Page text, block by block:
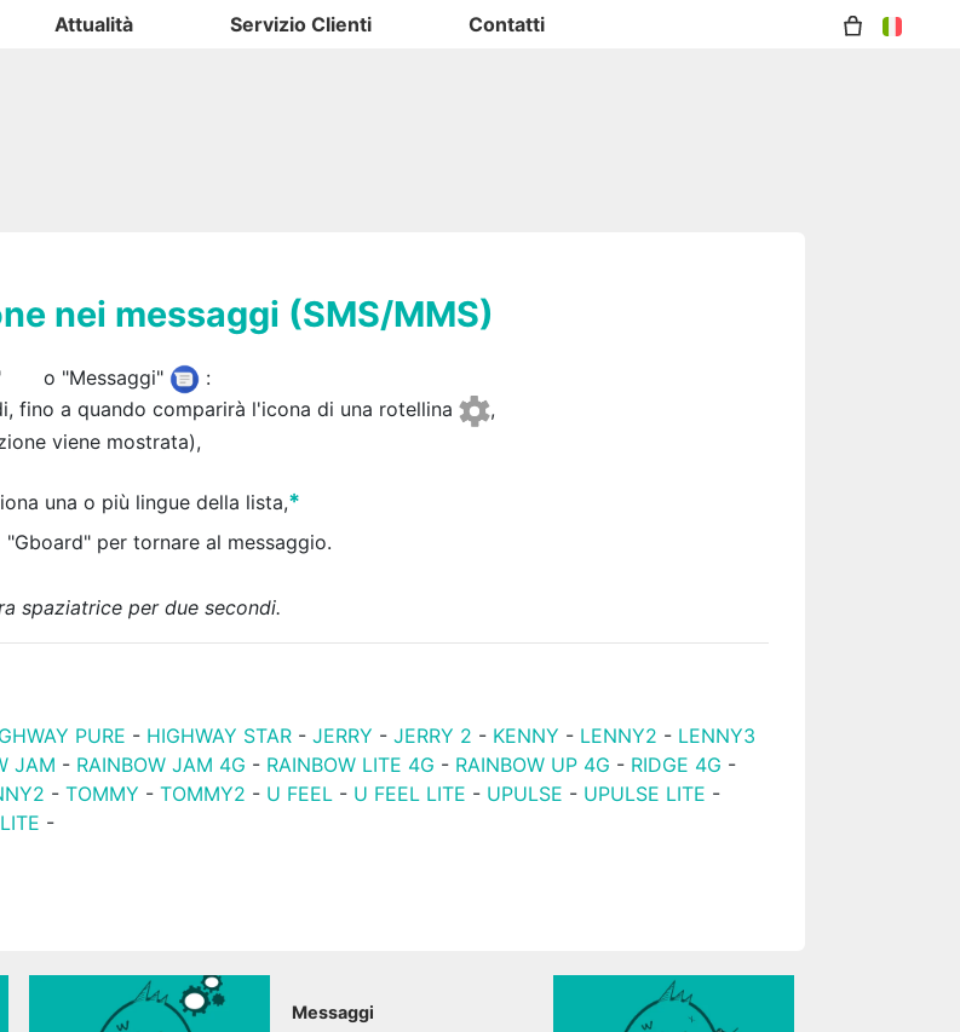
Attualità Servizio Clienti Contatti
nei messaggi (SMS/MMS)
o "Messaggi"
:
fino a quando comparirà l'icona di una rotellina
,
viene mostrata),
una o più lingue della lista,*
"Gboard" per tornare al messaggio.
spaziatrice per due secondi.
PURE - HIGHWAY STAR -JERRY -JERRY 2 - KENNY - LENNY2 - LENNY3
JAM - RAINBOW JAM 4G - RAINBOW LITE 4G - RAINBOW UP 4G - RIDGE 4G -
-TOMMY -TOMMY2 - U FEEL - U FEEL LITE - UPULSE - UPULSE LITE -
-
Messaggi